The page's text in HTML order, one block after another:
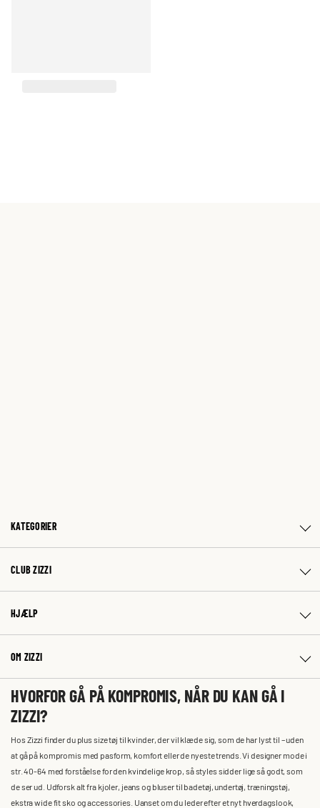
KATEGORIER
CLUB ZIZZI
HJÆLP
OM ZIZZI
HVORFOR GÅ PÅ KOMPROMIS, NÅR DU KAN GÅ I
ZIZZI?
Hos Zizzi finder du plus size tøj til kvinder, der vil klæde sig, som de har lyst til – uden
at gå på kompromis med pasform, komfort eller de nyeste trends. Vi designer mode i
str. 40-64 med forståelse for den kvindelige krop, så styles sidder lige så godt, som
de ser ud. Udforsk alt fra kjoler, jeans og bluser til badetøj, undertøj, træningstøj,
ekstra wide fit sko og accessories. Uanset om du leder efter et nyt hverdagslook,